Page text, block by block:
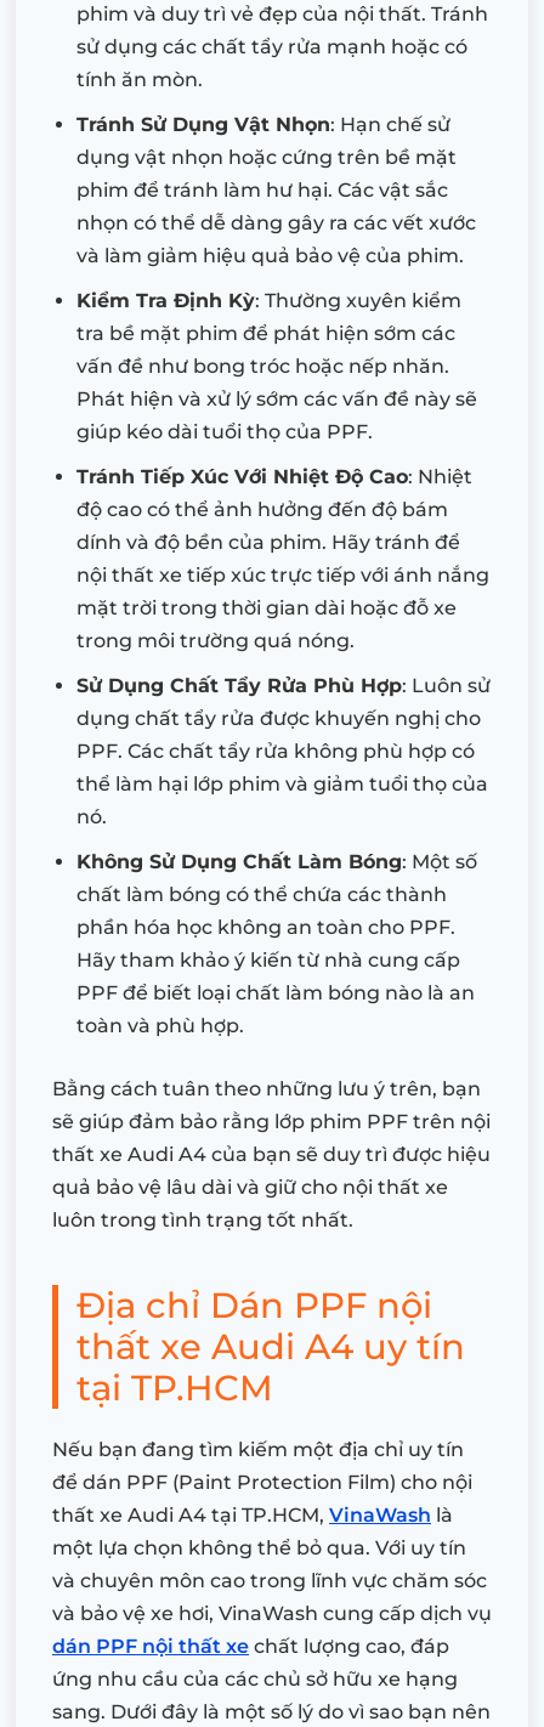
phim và duy trì vẻ đẹp của nội thất. Tránh
sử dụng các chất tẩy rửa mạnh hoặc có
tính ăn mòn.
Tránh Sử Dụng Vật Nhọn: Hạn chế sử
dụng vật nhọn hoặc cứng trên bề mặt
phim để tránh làm hư hại. Các vật sắc
nhọn có thể dễ dàng gây ra các vết xước
và làm giảm hiệu quả bảo vệ của phim.
Kiểm Tra Định Kỳ: Thường xuyên kiểm
tra bề mặt phim để phát hiện sớm các
vấn đề như bong tróc hoặc nếp nhăn.
Phát hiện và xử lý sớm các vấn đề này sẽ
giúp kéo dài tuổi thọ của PPF.
Tránh Tiếp Xúc Với Nhiệt Độ Cao: Nhiệt
độ cao có thể ảnh hưởng đến độ bám
dính và độ bền của phim. Hãy tránh để
nội thất xe tiếp xúc trực tiếp với ánh nắng
mặt trời trong thời gian dài hoặc đỗ xe
trong môi trường quá nóng.
Sử Dụng Chất Tẩy Rửa Phù Hợp: Luôn sử
dụng chất tẩy rửa được khuyến nghị cho
PPF. Các chất tẩy rửa không phù hợp có
thể làm hại lớp phim và giảm tuổi thọ của
nó.
Không Sử Dụng Chất Làm Bóng: Một số
chất làm bóng có thể chứa các thành
phần hóa học không an toàn cho PPF.
Hãy tham khảo ý kiến từ nhà cung cấp
PPF để biết loại chất làm bóng nào là an
toàn và phù hợp.
Bằng cách tuân theo những lưu ý trên, bạn
sẽ giúp đảm bảo rằng lớp phim PPF trên nội
thất xe Audi A4 của bạn sẽ duy trì được hiệu
quả bảo vệ lâu dài và giữ cho nội thất xe
luôn trong tình trạng tốt nhất.
Địa chỉ Dán PPF nội
thất xe Audi A4 uy tín
tại TP.HCM
Nếu bạn đang tìm kiếm một địa chỉ uy tín
để dán PPF (Paint Protection Film) cho nội
thất xe Audi A4 tại TP.HCM, VinaWash là
một lựa chọn không thể bỏ qua. Với uy tín
và chuyên môn cao trong lĩnh vực chăm sóc
và bảo vệ xe hơi, VinaWash cung cấp dịch vụ
dán PPF nội thất xe chất lượng cao, đáp
ứng nhu cầu của các chủ sở hữu xe hạng
sang. Dưới đây là một số lý do vì sao bạn nên